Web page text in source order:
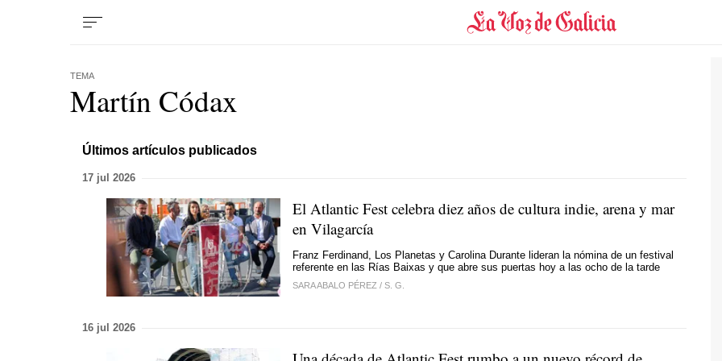
TEMA
Martín Códax
Últimos artículos publicados
17 jul 2026
El Atlantic Fest celebra diez años de cultura indie, arena y mar
en Vilagarcía
Franz Ferdinand, Los Planetas y Carolina Durante lideran la nómina de un festival
referente en las Rías Baixas y que abre sus puertas hoy a las ocho de la tarde
SARA ABALO PÉREZ / S. G.
16 jul 2026